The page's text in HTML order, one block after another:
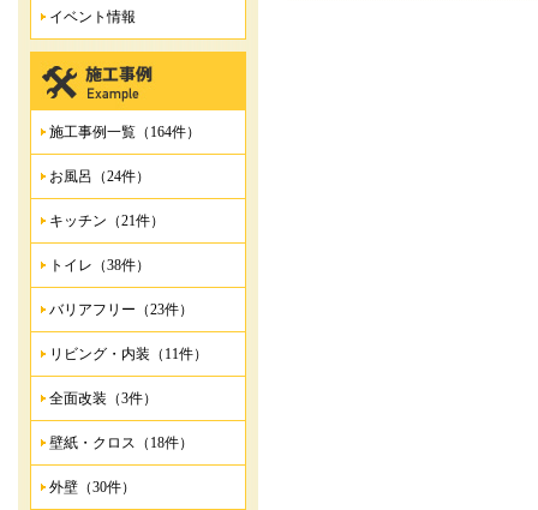
イベント情報
施工事例一覧（164件）
お風呂（24件）
キッチン（21件）
トイレ（38件）
バリアフリー（23件）
リビング・内装（11件）
全面改装（3件）
壁紙・クロス（18件）
外壁（30件）